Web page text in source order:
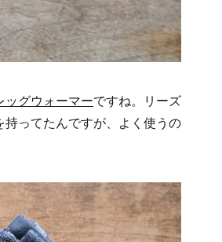
ッグウォーマーですね。リーズ
ってたんですが、よく使うの